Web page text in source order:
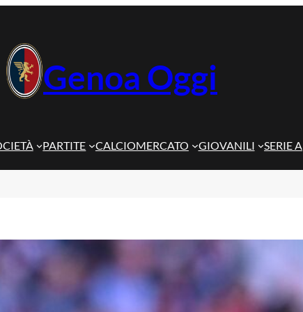
Genoa Oggi
PARTITE CALCIOMERCATO GIOVANILI SERIE A